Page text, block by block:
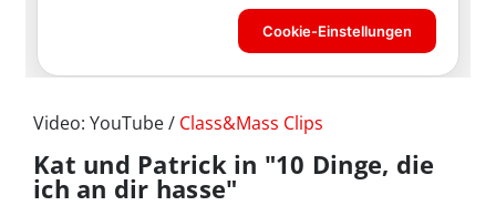
Video: YouTube / Class&Mass Clips
Kat und Patrick in "10 Dinge, die
ich an dir hasse"